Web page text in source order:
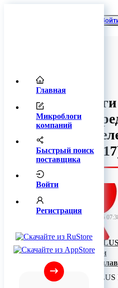
Главная
Микроблоги
компаний
Быстрый поиск
поставщика
Войти
Регистрация
товары и
10 декабря 2025
Набор CHROM
219 для обработки
металлических
Набор CHROM PLUS